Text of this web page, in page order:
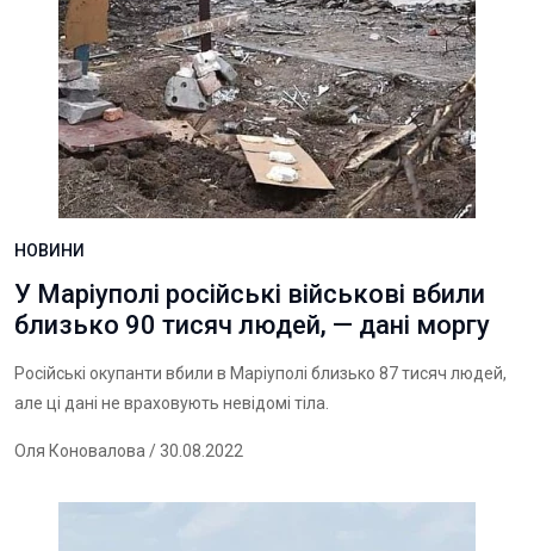
НОВИНИ
У Маріуполі російські військові вбили
близько 90 тисяч людей, — дані моргу
Російські окупанти вбили в Маріуполі близько 87 тисяч людей,
але ці дані не враховують невідомі тіла.
Оля Коновалова / 30.08.2022